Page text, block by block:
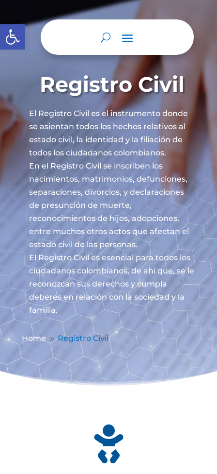
Abrir barra de herramientas
Registro Civil
El Registro Civil es el instrumento donde
se asientan todos los hechos relativos al
estado civil, la identidad y la filiación de
todos los ciudadanos colombianos.
En el Registro Civil se inscriben los
nacimientos, matrimonios, defunciones,
separaciones, divorcios, y declaraciones
de presunción de muerte,
reconocimientos de hijos, adopciones,
entre muchos otros actos que afectan el
estado civil de las personas.
El Registro Civil es esencial para todos los
ciudadanos colombianos, de ahí que, se le
reconozcan sus derechos y cumpla
deberes en relación con la sociedad y la
familia.
Home 9 Registro Civil
